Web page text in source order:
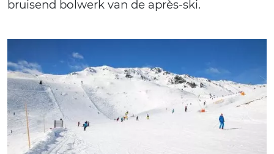
bruisend bolwerk van de après-ski.